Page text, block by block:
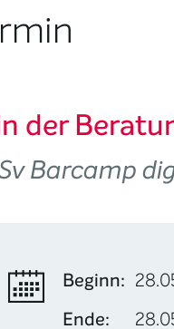
der
Barcamp
Beginn:
Ende: